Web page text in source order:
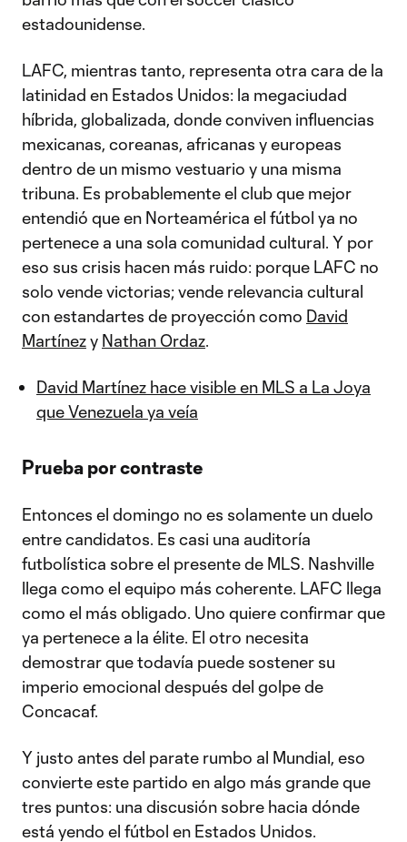
estadounidense.
LAFC, mientras tanto, representa otra cara de la
latinidad en Estados Unidos: la megaciudad
híbrida, globalizada, donde conviven influencias
mexicanas, coreanas, africanas y europeas
dentro de un mismo vestuario y una misma
tribuna. Es probablemente el club que mejor
entendió que en Norteamérica el fútbol ya no
pertenece a una sola comunidad cultural. Y por
eso sus crisis hacen más ruido: porque LAFC no
solo vende victorias; vende relevancia cultural
con estandartes de proyección como David
Martínezy Nathan Ordaz.
David Martínez hace visible en MLS a La Joya
que Venezuela ya veía
Prueba por contraste
Entonces el domingo no es solamente un duelo
entre candidatos. Es casi una auditoría
futbolística sobre el presente de MLS. Nashville
llega como el equipo más coherente. LAFC llega
como el más obligado. Uno quiere confirmar que
ya pertenece a la élite. El otro necesita
demostrar que todavía puede sostener su
imperio emocional después del golpe de
Concacaf.
Y justo antes del parate rumbo al Mundial, eso
convierte este partido en algo más grande que
tres puntos: una discusión sobre hacia dónde
está yendo el fútbol en Estados Unidos.